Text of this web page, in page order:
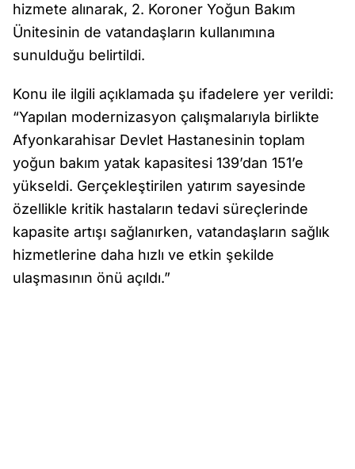
hizmete alınarak, 2. Koroner Yoğun Bakım
Ünitesinin de vatandaşların kullanımına
sunulduğu belirtildi.
Konu ile ilgili açıklamada şu ifadelere yer verildi:
“Yapılan modernizasyon çalışmalarıyla birlikte
Afyonkarahisar Devlet Hastanesinin toplam
yoğun bakım yatak kapasitesi 139’dan 151’e
yükseldi. Gerçekleştirilen yatırım sayesinde
özellikle kritik hastaların tedavi süreçlerinde
kapasite artışı sağlanırken, vatandaşların sağlık
hizmetlerine daha hızlı ve etkin şekilde
ulaşmasının önü açıldı.”